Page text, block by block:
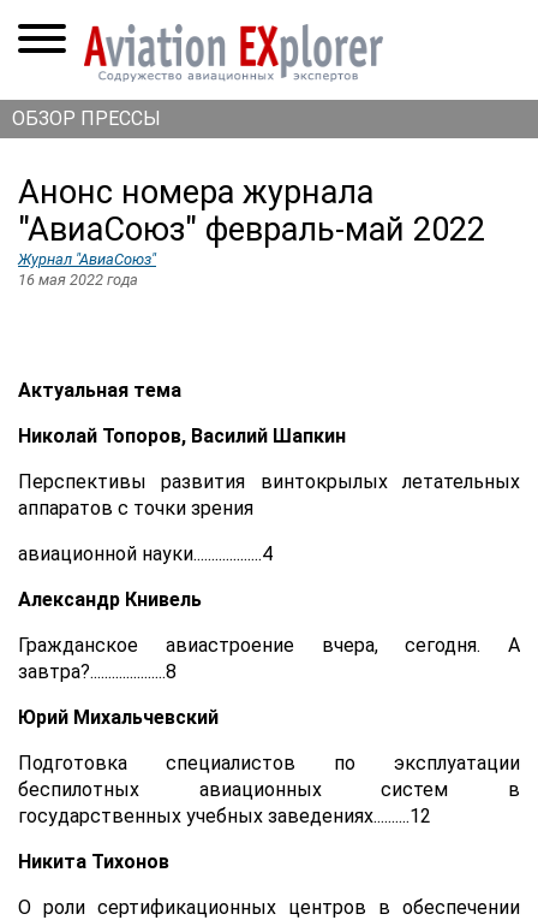
ОБЗОР ПРЕССЫ
Анонс номера журнала
"АвиаСоюз" февраль-май 2022
Журнал "АвиаСоюз"
16 мая 2022 года
Актуальная тема
Николай Топоров, Василий Шапкин
Перспективы развития винтокрылых летательных
аппаратов с точки зрения
авиационной науки...................4
Александр Книвель
Гражданское авиастроение вчера, сегодня. А
завтра?.....................8
Юрий Михальчевский
Подготовка специалистов по эксплуатации
беспилотных авиационных систем в
государственных учебных заведениях..........12
Никита Тихонов
О роли сертификационных центров в обеспечении